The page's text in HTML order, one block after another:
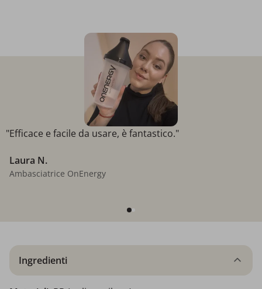
"Efficace e facile da usare, è fantastico."
Laura N.
Ambasciatrice OnEnergy
Ingredienti